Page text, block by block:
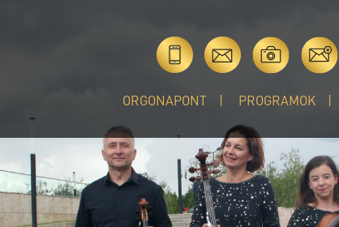
ORGONAPONT PROGRAMOK